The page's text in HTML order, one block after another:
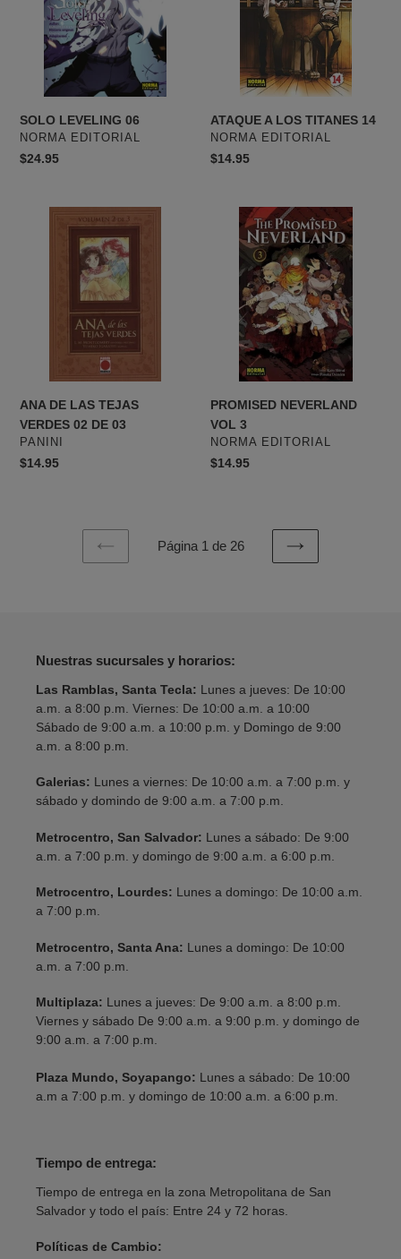
SOLO LEVELING 06
PROVEEDOR
NORMA EDITORIAL
Precio
$24.95
ATAQUE A LOS TITANES 14
PROVEEDOR
NORMA EDITORIAL
Precio
$14.95
ANA DE LAS TEJAS
VERDES 02 DE 03
PROVEEDOR
PANINI
Precio
$14.95
PROMISED
NEVERLAND
PROMISED NEVERLAND
VOL 3
PROVEEDOR
NORMA EDITORIAL
Precio
$14.95
PAGINA
Página 1 de 26
SIGUIENTE
Nuestras sucursales y horarios:
Las Ramblas, Santa Tecla: Lunes a jueves: De 10:00
a.m. a 8:00 p.m. Viernes: De 10:00 a.m. a 10:00
Sábado de 9:00 a.m. a 10:00 p.m. y Domingo de 9:00
a.m. a 8:00 p.m.
Galerias: Lunes a viernes: De 10:00 a.m. a 7:00 p.m. y
sábado y domindo de 9:00 a.m. a 7:00 p.m.
Metrocentro, San Salvador: Lunes a sábado: De 9:00
a.m. a 7:00 p.m. y domingo de 9:00 a.m. a 6:00 p.m.
Metrocentro, Lourdes: Lunes a domingo: De 10:00 a.m.
a 7:00 p.m.
Metrocentro, Santa Ana: Lunes a domingo: De 10:00
a.m. a 7:00 p.m.
Multiplaza: Lunes a jueves: De 9:00 a.m. a 8:00 p.m.
Viernes y sábado De 9:00 a.m. a 9:00 p.m. y domingo de
9:00 a.m. a 7:00 p.m.
Plaza Mundo, Soyapango: Lunes a sábado: De 10:00
a.m a 7:00 p.m. y domingo de 10:00 a.m. a 6:00 p.m.
Tiempo de entrega:
Tiempo de entrega en la zona Metropolitana de San
Salvador y todo el país: Entre 24 y 72 horas.
Políticas de Cambio: